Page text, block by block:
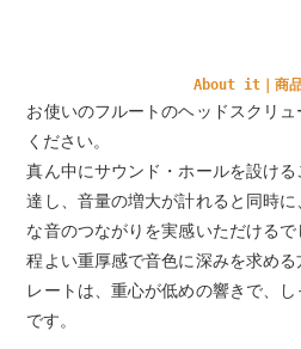
About it｜商
お使いのフルートのヘッドスクリ
ください。
真ん中にサウンド・ホールを設け
達し、音量の増大が計れると同時
な音のつながりを実感いただける
程よい重厚感で音色に深みを求め
レートは、重心が低めの響きで、
です。